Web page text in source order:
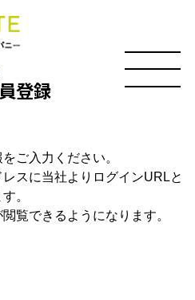
登録
ご入力ください。
スに当社よりログインURLと
。
覧できるようになります。